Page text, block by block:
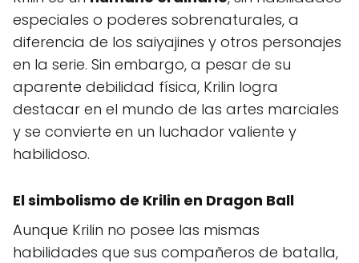
especiales o poderes sobrenaturales, a
diferencia de los saiyajines y otros personajes
en la serie. Sin embargo, a pesar de su
aparente debilidad física, Krilin logra
destacar en el mundo de las artes marciales
y se convierte en un luchador valiente y
habilidoso.
El simbolismo de Krilin en Dragon Ball
Aunque Krilin no posee las mismas
habilidades que sus compañeros de batalla,